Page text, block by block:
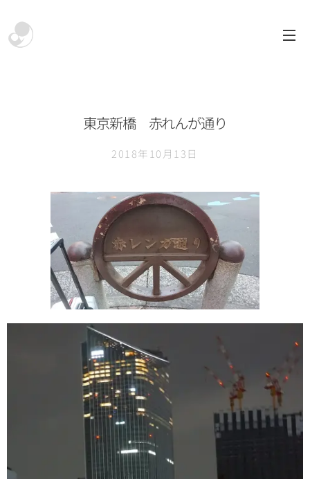
東京新橋 赤れんが通り
2018年10月13日